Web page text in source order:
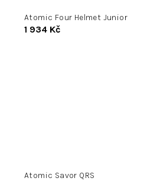
Atomic Four Helmet Junior
1 934 Kč
Atomic Savor QRS